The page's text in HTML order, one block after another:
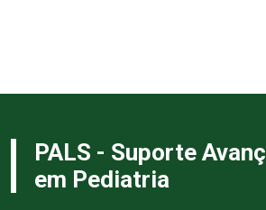
PALS - Suporte
em Pediatria